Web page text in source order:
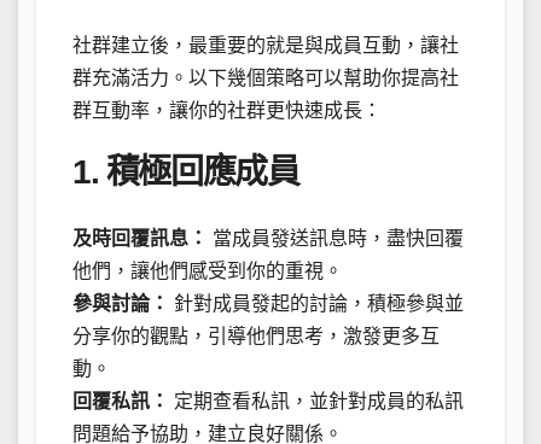
社群建立後，最重要的就是與成員互動，讓社
群充滿活力。以下幾個策略可以幫助你提高社
群互動率，讓你的社群更快速成長：
1. 積極回應成員
及時回覆訊息：
當成員發送訊息時，盡快回覆
他們，讓他們感受到你的重視。
參與討論：
針對成員發起的討論，積極參與並
分享你的觀點，引導他們思考，激發更多互
動。
回覆私訊：
定期查看私訊，並針對成員的私訊
問題給予協助，建立良好關係。